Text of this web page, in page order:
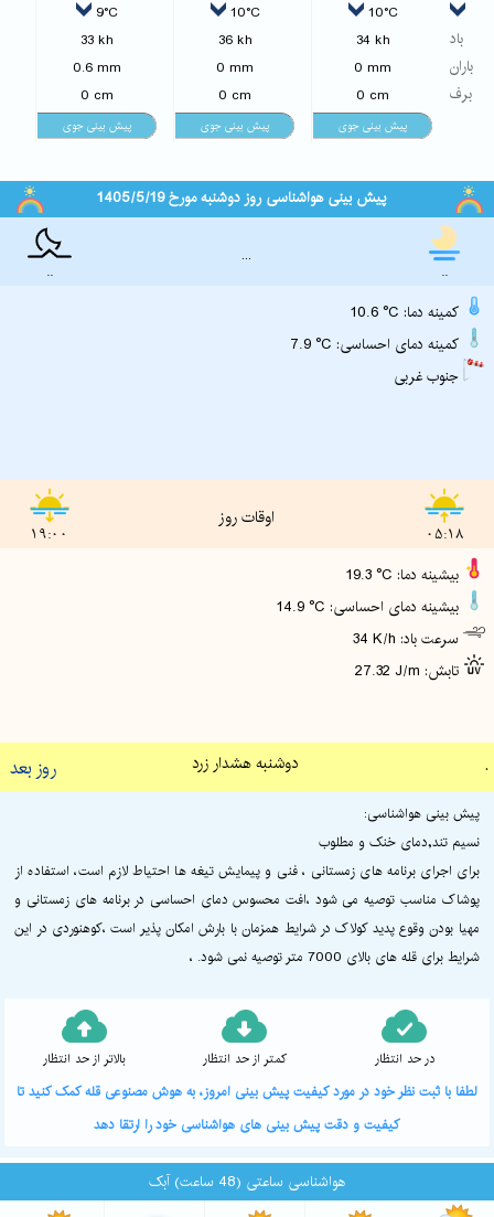
باد
باران
برف
10°C
34 kh
0 mm
0 cm
10°C
36 kh
0 mm
0 cm
9°C
33 kh
0.6 mm
0 cm
پیش بینی هواشناسی روز دوشنبه مورخ 1405/5/19
..
...
..
10.6 °C :کمینه دما
7.9 °C :کمینه دمای احساسی
جنوب غربی
19:00
اوقات روز
05:18
19.3 °C :بیشینه دما
14.9 °C :بیشینه دمای احساسی
34 K/h :سرعت باد
27.32 J/m :تابش
روز بعد دوشنبه هشدار زرد .
پیش بینی هواشناسی:
نسیم تند,دمای خنک و مطلوب
برای اجرای برنامه های زمستانی ، فنی و پیمایش تیغه ها احتیاط لازم است، استفاده از
پوشاک مناسب توصیه می شود ،افت محسوس دمای احساسی در برنامه های زمستانی و
مهیا بودن وقوع پدید کولاک در شرایط همزمان با بارش امکان پذیر است ،کوهنوردی در این
شرایط برای قله های بالای 7000 متر توصیه نمی شود. ،
بالاتر از حد انتظار کمتر از حد انتظار در حد انتظار
لطفا با ثبت نظر خود در مورد کیفیت پیش بینی امروز، به هوش مصنوعی قله کمک کنید تا
کیفیت و دقت پیش بینی های هواشناسی خود را ارتقا دهد
هواشناسی ساعتی (48 ساعت) آبک